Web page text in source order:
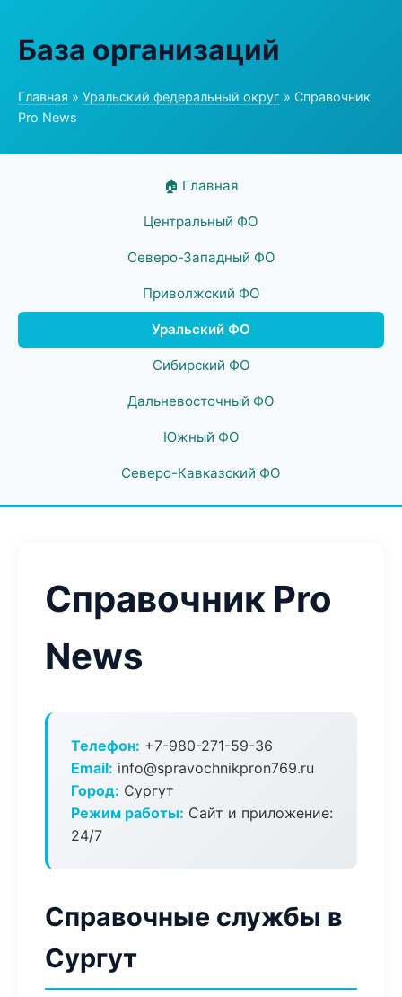
База организаций
Главная » Уральский федеральный округ » Справочник
Pro News
🏠 Главная
Центральный ФО
Северо-Западный ФО
Приволжский ФО
Уральский ФО
Сибирский ФО
Дальневосточный ФО
Южный ФО
Северо-Кавказский ФО
Справочник Pro
News
Телефон: +7-980-271-59-36
Email: info@spravochnikpron769.ru
Город: Сургут
Режим работы: Сайт и приложение:
24/7
Справочные службы в
Сургут